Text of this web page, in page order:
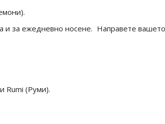
и за ежедневно носене. Направете
Rumi (Руми).